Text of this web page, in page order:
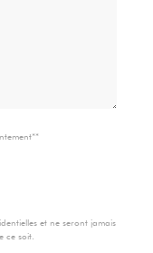
et ne seront jamais
ce soit.